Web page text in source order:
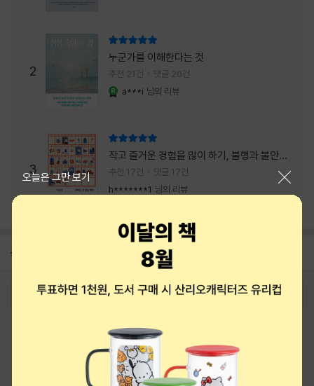
2
누군가를 이해한다는 것
추천 21건 댓글 20건
a***i 님의 리뷰
3
작고 즐거운 경험을 많이 하기, 불행과 불안을
회피하지 말기, 그리고 좋은 사람을 많이 만나
기.
추천 17건
댓글 17건
h*******1 님의 리뷰
공지 8월 상품권+쿠폰+결제+추천 혜택모음
2026-08-01
오늘은 그만 보기
로그인 최근 본 상품 주문/배송
티켓 1544-6399
eBook 1:1문의/채팅상담
예스이십사(주) 사업자 정보
이용약관
개인정보처리방침 청소년보호정책